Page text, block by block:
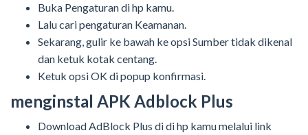
Buka Pengaturan di hp kamu.
Lalu cari pengaturan Keamanan.
Sekarang, gulir ke bawah ke opsi Sumber tidak dikenal
dan ketuk kotak centang.
Ketuk opsi OK di popup konfirmasi.
menginstal APK Adblock Plus
Download AdBlock Plus di di hp kamu melalui link